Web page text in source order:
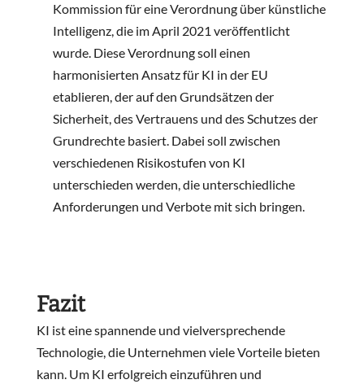
Kommission für eine Verordnung über künstliche
Intelligenz, die im April 2021 veröffentlicht
wurde. Diese Verordnung soll einen
harmonisierten Ansatz für KI in der EU
etablieren, der auf den Grundsätzen der
Sicherheit, des Vertrauens und des Schutzes der
Grundrechte basiert. Dabei soll zwischen
verschiedenen Risikostufen von KI
unterschieden werden, die unterschiedliche
Anforderungen und Verbote mit sich bringen.
Fazit
KI ist eine spannende und vielversprechende
Technologie, die Unternehmen viele Vorteile bieten
kann. Um KI erfolgreich einzuführen und